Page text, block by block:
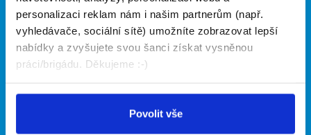
personalizaci reklam nám i našim partnerům (např.
vyhledávače, sociální sítě) umožníte zobrazovat lepší
nabídky a zvyšujete svou šanci získat vysněnou
práci/brigádu. Děkujeme :-)
Povolit vše
Články
Hledané brigády
Vložit inzerát
Ceník
Propagace
O portálu Naše další projekty